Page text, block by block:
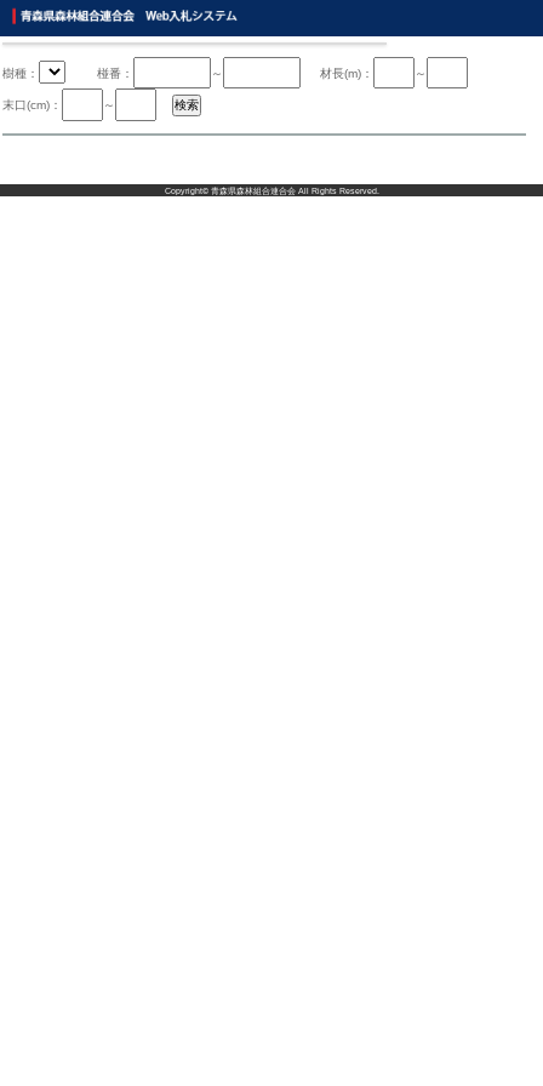
樹種： 椪番： ～ 材長(m)： ～
末口(cm)： ～
Copyright© 青森県森林組合連合会All Rights Reserved.